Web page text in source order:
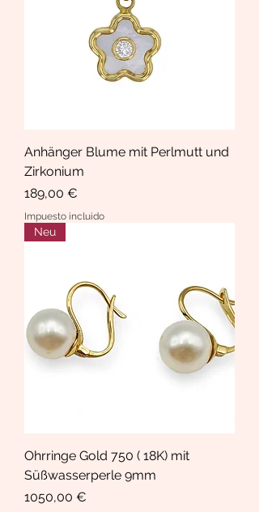
Anhänger Blume mit Perlmutt und
Zirkonium
Precio
189,00 €
Impuesto incluido
Neu
Ohrringe Gold 750 ( 18K) mit
Süßwasserperle 9mm
Precio
1050,00 €